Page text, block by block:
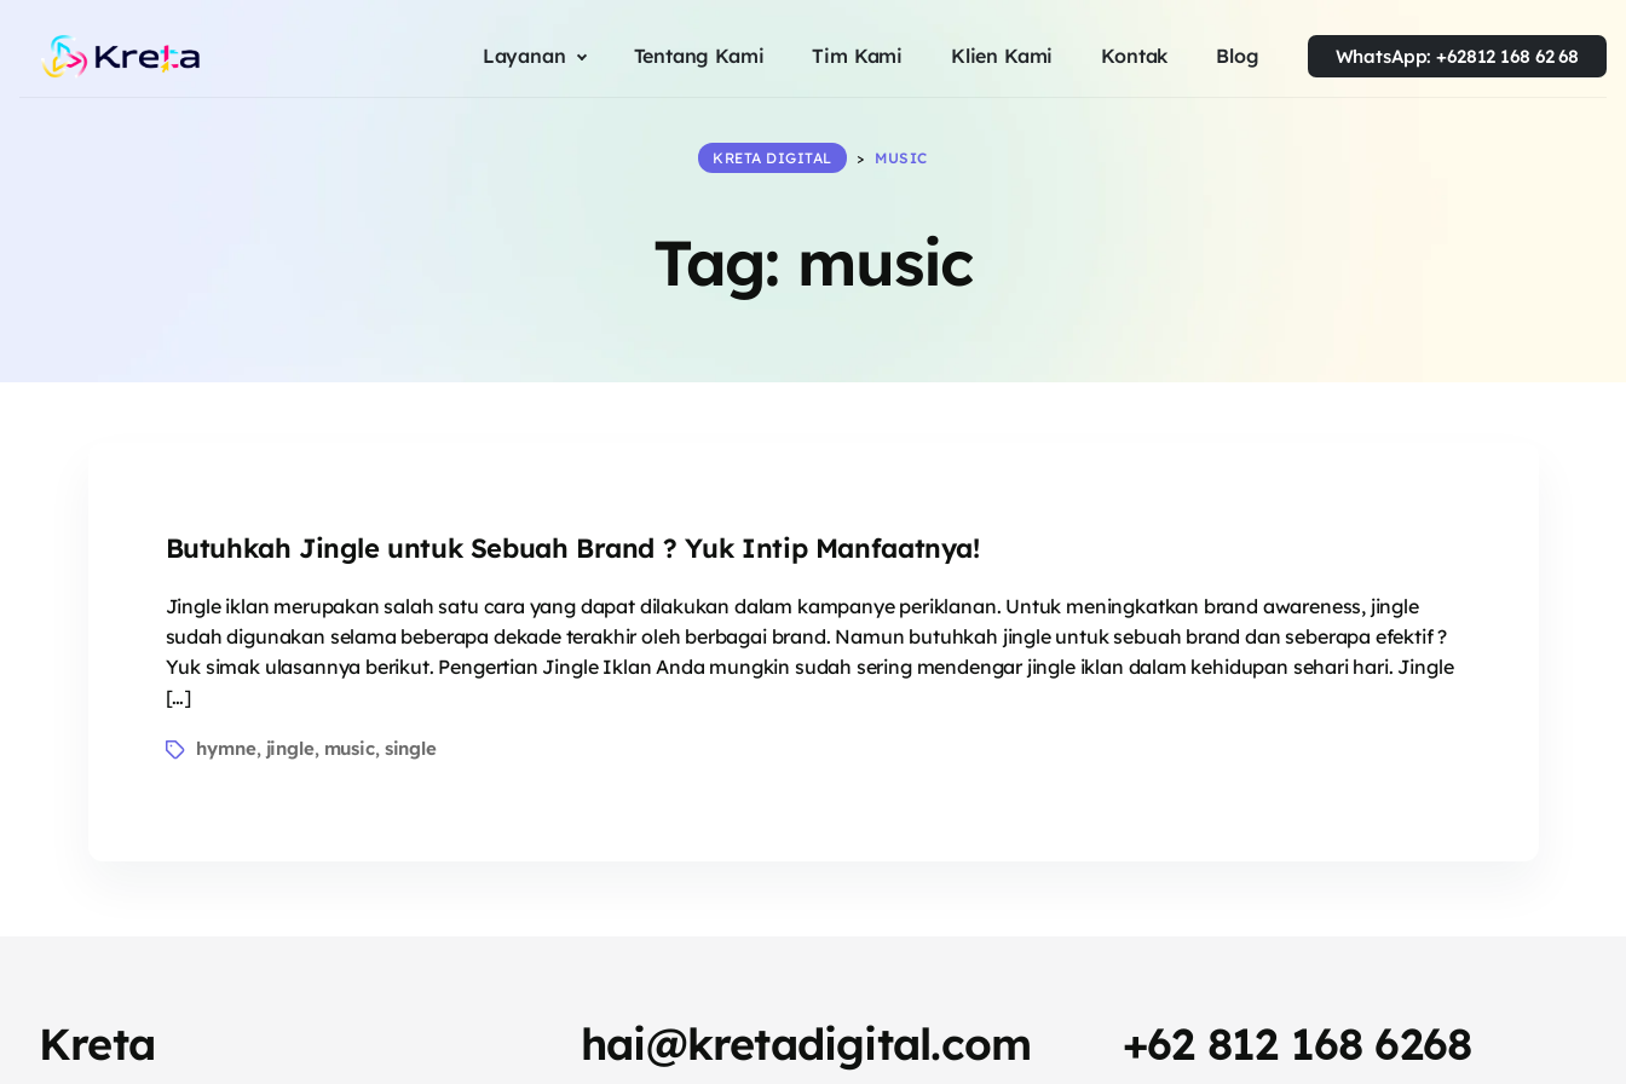
Layanan Tentang Kami Tim Kami Klien Kami Kontak Blog WhatsApp: +62812 168 62 68
Tag: music
KRETA DIGITAL > MUSIC
Butuhkah Jingle untuk Sebuah Brand ? Yuk Intip Manfaatnya!
Jingle iklan merupakan salah satu cara yang dapat dilakukan dalam kampanye periklanan. Untuk meningkatkan brand awareness, jingle
sudah digunakan selama beberapa dekade terakhir oleh berbagai brand. Namun butuhkah jingle untuk sebuah brand dan seberapa efektif ?
Yuk simak ulasannya berikut. Pengertian Jingle Iklan Anda mungkin sudah sering mendengar jingle iklan dalam kehidupan sehari hari. Jingle
[…]
hymne, jingle, music, single
Kreta hai@kretadigital.com +62 812 168 6268